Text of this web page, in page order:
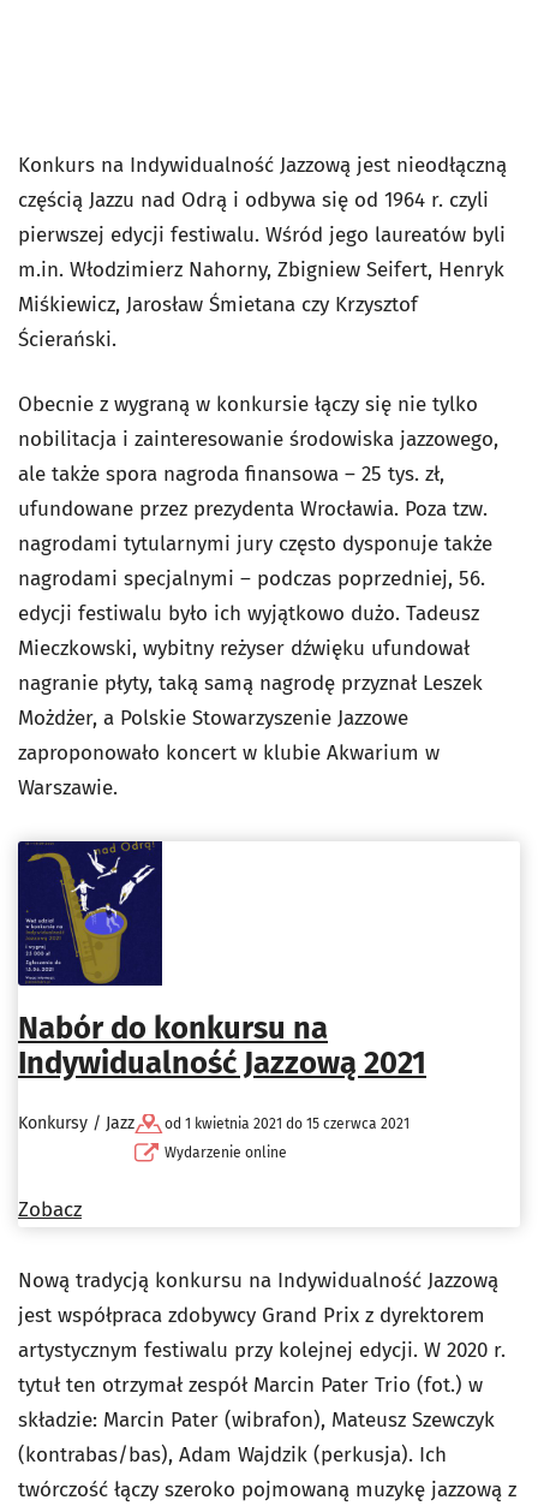
Konkurs na Indywidualność Jazzową jest nieodłączną
częścią Jazzu nad Odrą i odbywa się od 1964 r. czyli
pierwszej edycji festiwalu. Wśród jego laureatów byli
m.in. Włodzimierz Nahorny, Zbigniew Seifert, Henryk
Miśkiewicz, Jarosław Śmietana czy Krzysztof
Ścierański.
Obecnie z wygraną w konkursie łączy się nie tylko
nobilitacja i zainteresowanie środowiska jazzowego,
ale także spora nagroda finansowa – 25 tys. zł,
ufundowane przez prezydenta Wrocławia. Poza tzw.
nagrodami tytularnymi jury często dysponuje także
nagrodami specjalnymi – podczas poprzedniej, 56.
edycji festiwalu było ich wyjątkowo dużo. Tadeusz
Mieczkowski, wybitny reżyser dźwięku ufundował
nagranie płyty, taką samą nagrodę przyznał Leszek
Możdżer, a Polskie Stowarzyszenie Jazzowe
zaproponowało koncert w klubie Akwarium w
Warszawie.
Nabór do konkursu na
Indywidualność Jazzową 2021
Konkursy / Jazz
od 1 kwietnia 2021 do 15 czerwca 2021
Wydarzenie online
Zobacz
Nową tradycją konkursu na Indywidualność Jazzową
jest współpraca zdobywcy Grand Prix z dyrektorem
artystycznym festiwalu przy kolejnej edycji. W 2020 r.
tytuł ten otrzymał zespół Marcin Pater Trio (fot.) w
składzie: Marcin Pater (wibrafon), Mateusz Szewczyk
(kontrabas/bas), Adam Wajdzik (perkusja). Ich
twórczość łączy szeroko pojmowaną muzykę jazzową z